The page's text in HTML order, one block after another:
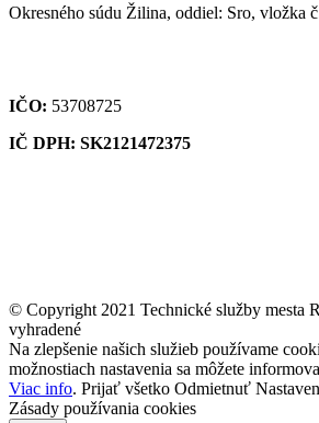
Okresného súdu Žilina, oddiel: Sro, vložka
IČO: 53708725
IČ DPH: SK2121472375
© Copyright 2021 Technické služby mesta
vyhradené
Na zlepšenie našich služieb používame
možnostiach nastavenia sa môžete
Viac info. Prijať všetko Odmietnuť
Zásady používania cookies